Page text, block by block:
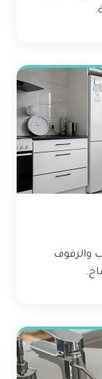
والرفوف